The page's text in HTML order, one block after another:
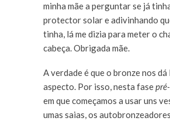
minha mãe a perguntar se já
protector solar e adivinhando
tinha, lá me dizia para meter o
cabeça. Obrigada mãe.
A verdade é que o bronze nos
aspecto. Por isso, nesta fase
em que começamos a usar uns
umas saias, os